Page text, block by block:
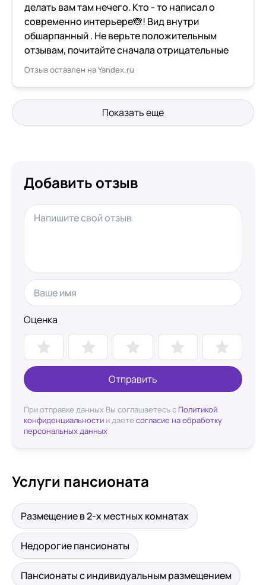
делать вам там нечего. Кто - то написал о
современно интерьере🙈! Вид внутри
обшарпанный . Не верьте положительным
отзывам, почитайте сначала отрицательные
Отзыв оставлен на Yandex.ru
Показать еще
Добавить отзыв
Оценка
Отправить
При отправке данных Вы соглашаетесь с Политикой
конфиденциальности и даете согласие на обработку
персональных данных
Услуги пансионата
Размещение в 2-х местных комнатах
Недорогие пансионаты
Пансионаты с индивидуальным размещением